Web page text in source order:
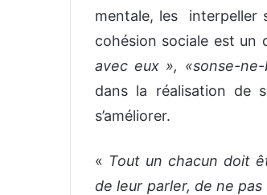
mentale, les interpeller
cohésion sociale est un
avec eux », «sonse-ne-
dans la réalisation de
s’améliorer.
« Tout un chacun doit
de leur parler, de ne